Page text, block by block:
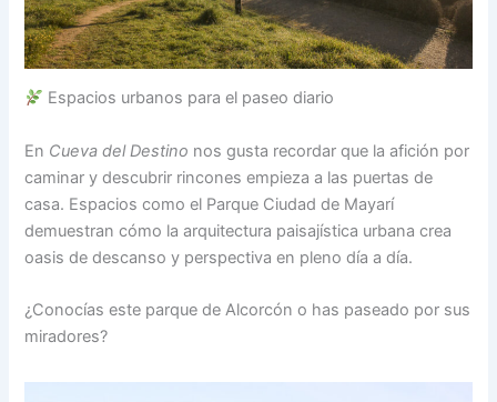
Espacios urbanos para el paseo diario
En Cueva del Destino nos gusta recordar que la afición por
caminar y descubrir rincones empieza a las puertas de
casa. Espacios como el Parque Ciudad de Mayarí
demuestran cómo la arquitectura paisajística urbana crea
oasis de descanso y perspectiva en pleno día a día.
¿Conocías este parque de Alcorcón o has paseado por sus
miradores?